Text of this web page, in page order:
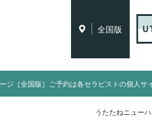
全国版
ピストの個人サイトから直接お問い合わせく